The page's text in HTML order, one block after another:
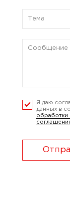
Я даю
данных в
обработки